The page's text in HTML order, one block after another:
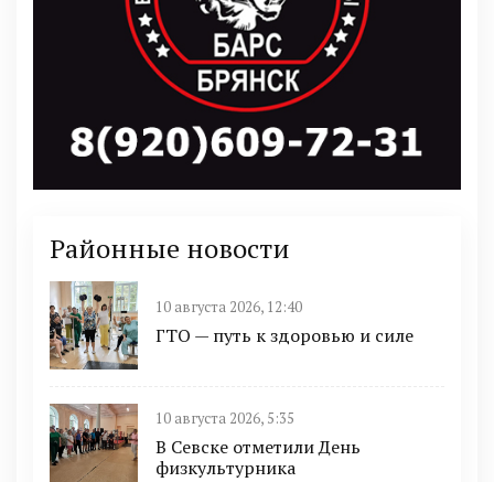
Районные новости
10 августа 2026, 12:40
ГТО — путь к здоровью и силе
10 августа 2026, 5:35
В Севске отметили День
физкультурника